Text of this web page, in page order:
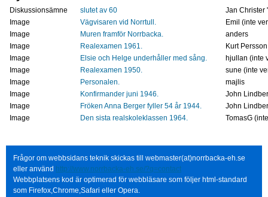
Diskussionsämne slutet av 60
Jan Christer
Image
Vägvisaren vid Norrtull.
Emil (inte
Image
Muren framför Norrbacka.
anders
Image
Realexamen 1961.
Kurt
Image
Elsie och Helge underhåller med sång.
hjullan (inte
Image
Realexamen 1950.
sune (inte
Image
Personalen.
majlis
Image
Konfirmander juni 1946.
John
Image
Fröken Anna Berger fyller 54 år 1944.
John
Image
Den sista realskoleklassen 1964. TomasG
Frågor om webbsidans teknik skickas till webmaster(at)norrbacka-eh.se
eller använd http://www.norrbacka-eh.se/?q=contact
Webbplatsens kod är optimerad för webbläsare som följer html-standard
som Firefox,Chrome,Safari eller Opera.